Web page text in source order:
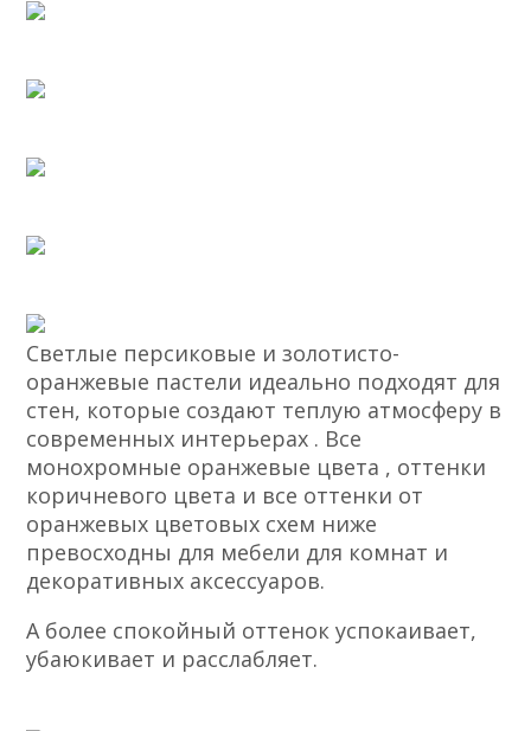
Светлые персиковые и золотисто-
оранжевые пастели идеально подходят для
стен, которые создают теплую атмосферу в
современных интерьерах . Все
монохромные оранжевые цвета , оттенки
коричневого цвета и все оттенки от
оранжевых цветовых схем ниже
превосходны для мебели для комнат и
декоративных аксессуаров.
А более спокойный оттенок успокаивает,
убаюкивает и расслабляет.